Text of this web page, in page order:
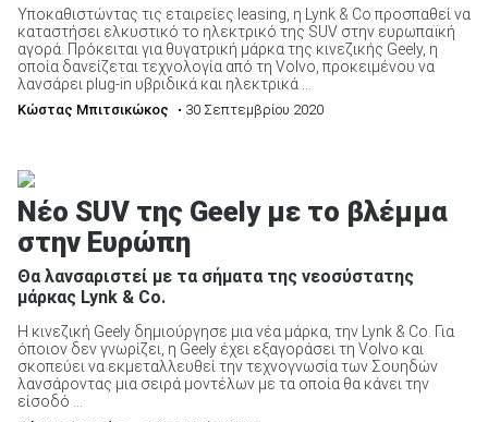
ΑΝΑΖΗΤΗΣΗ
Υποκαθιστώντας τις εταιρείες leasing, η Lynk & Co προσπαθεί να
καταστήσει ελκυστικό το ηλεκτρικό της SUV στην ευρωπαϊκή
αγορά. Πρόκειται για θυγατρική μάρκα της κινεζικής Geely, η
οποία δανείζεται τεχνολογία από τη Volvo, προκειμένου να
λανσάρει plug-in υβριδικά και ηλεκτρικά ...
Κώστας Μπιτσικώκος • 30 Σεπτεμβρίου 2020
Νέο SUV της Geely με το βλέμμα
στην Ευρώπη
Θα λανσαριστεί με τα σήματα της νεοσύστατης
μάρκας Lynk & Co.
Η κινεζική Geely δημιούργησε μια νέα μάρκα, την Lynk & Co. Για
όποιον δεν γνωρίζει, η Geely έχει εξαγοράσει τη Volvo και
σκοπεύει να εκμεταλλευθεί την τεχνογνωσία των Σουηδών
λανσάροντας μια σειρά μοντέλων με τα οποία θα κάνει την
είσοδό ...